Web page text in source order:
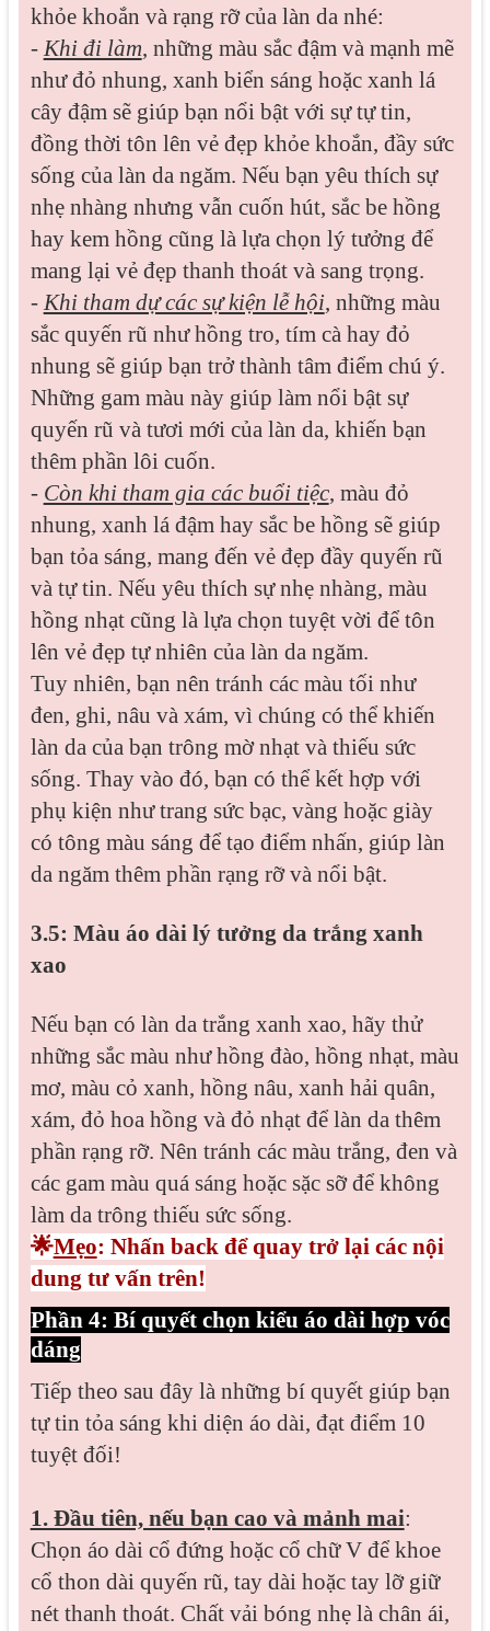
khỏe khoắn và rạng rỡ của làn da nhé:
- Khi đi làm, những màu sắc đậm và mạnh mẽ
như đỏ nhung, xanh biển sáng hoặc xanh lá
cây đậm sẽ giúp bạn nổi bật với sự tự tin,
đồng thời tôn lên vẻ đẹp khỏe khoắn, đầy sức
sống của làn da ngăm. Nếu bạn yêu thích sự
nhẹ nhàng nhưng vẫn cuốn hút, sắc be hồng
hay kem hồng cũng là lựa chọn lý tưởng để
mang lại vẻ đẹp thanh thoát và sang trọng.
- Khi tham dự các sự kiện lễ hội, những màu
sắc quyến rũ như hồng tro, tím cà hay đỏ
nhung sẽ giúp bạn trở thành tâm điểm chú ý.
Những gam màu này giúp làm nổi bật sự
quyến rũ và tươi mới của làn da, khiến bạn
thêm phần lôi cuốn.
- Còn khi tham gia các buổi tiệc, màu đỏ
nhung, xanh lá đậm hay sắc be hồng sẽ giúp
bạn tỏa sáng, mang đến vẻ đẹp đầy quyến rũ
và tự tin. Nếu yêu thích sự nhẹ nhàng, màu
hồng nhạt cũng là lựa chọn tuyệt vời để tôn
lên vẻ đẹp tự nhiên của làn da ngăm.
Tuy nhiên, bạn nên tránh các màu tối như
đen, ghi, nâu và xám, vì chúng có thể khiến
làn da của bạn trông mờ nhạt và thiếu sức
sống. Thay vào đó, bạn có thể kết hợp với
phụ kiện như trang sức bạc, vàng hoặc giày
có tông màu sáng để tạo điểm nhấn, giúp làn
da ngăm thêm phần rạng rỡ và nổi bật.
3.5: Màu áo dài lý tưởng da trắng xanh
xao
Nếu bạn có làn da trắng xanh xao, hãy thử
những sắc màu như hồng đào, hồng nhạt, màu
mơ, màu cỏ xanh, hồng nâu, xanh hải quân,
xám, đỏ hoa hồng và đỏ nhạt để làn da thêm
phần rạng rỡ. Nên tránh các màu trắng, đen và
các gam màu quá sáng hoặc sặc sỡ để không
làm da trông thiếu sức sống.
🌟Mẹo: Nhấn back để quay trở lại các nội
dung tư vấn trên!
Phần 4: Bí quyết chọn kiểu áo dài hợp vóc
dáng
Tiếp theo sau đây là những bí quyết giúp bạn
tự tin tỏa sáng khi diện áo dài, đạt điểm 10
tuyệt đối!
1. Đầu tiên, nếu bạn cao và mảnh mai:
Chọn áo dài cổ đứng hoặc cổ chữ V để khoe
cổ thon dài quyến rũ, tay dài hoặc tay lỡ giữ
nét thanh thoát. Chất vải bóng nhẹ là chân ái,